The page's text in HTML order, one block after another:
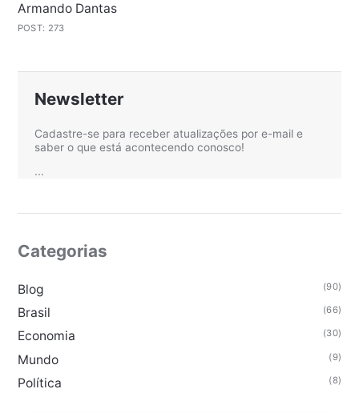
Armando Dantas
POST: 273
Newsletter
Cadastre-se para receber atualizações por e-mail e
saber o que está acontecendo conosco!
...
Categorias
Blog (90)
Brasil (66)
Economia (30)
Mundo (9)
Política (8)